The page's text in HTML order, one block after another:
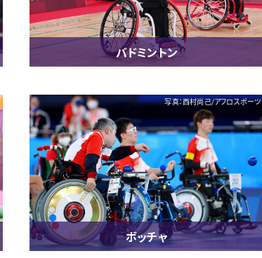
バドミントン
写真：西村尚己/アフロスポーツ
ボッチャ